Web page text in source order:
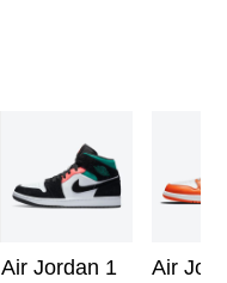
Air Jordan 1
Air